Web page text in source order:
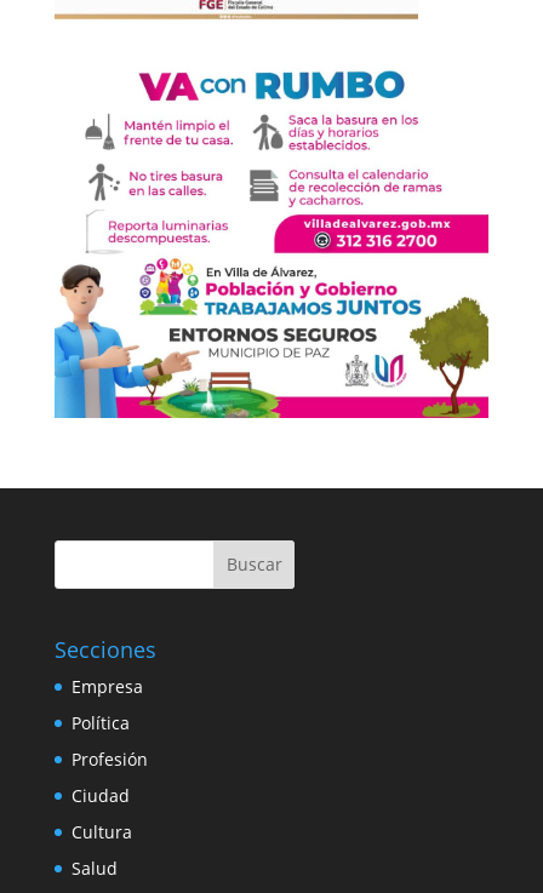
Buscar
Secciones
Empresa
Política
Profesión
Ciudad
Cultura
Salud